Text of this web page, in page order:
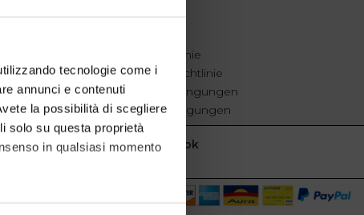
tecnologie come i
annunci e contenuti
la possibilità di scegliere
solo su questa proprietà
in qualsiasi momento
Cookie-Richtlinie
Datenschutzrichtlinie
Geschäftsbedingungen
Verkaufsbedingungen
Facebook